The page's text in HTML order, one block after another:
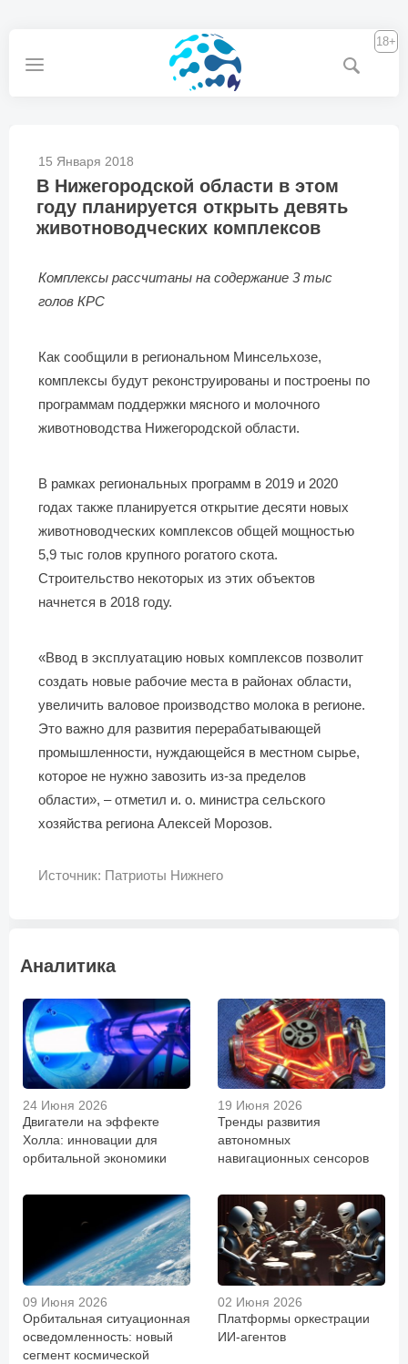
18+
15 Января 2018
В Нижегородской области в этом
году планируется открыть девять
животноводческих комплексов
Комплексы рассчитаны на содержание 3 тыс
голов КРС
Как сообщили в региональном Минсельхозе,
комплексы будут реконструированы и построены по
программам поддержки мясного и молочного
животноводства Нижегородской области.
В рамках региональных программ в 2019 и 2020
годах также планируется открытие десяти новых
животноводческих комплексов общей мощностью
5,9 тыс голов крупного рогатого скота.
Строительство некоторых из этих объектов
начнется в 2018 году.
«Ввод в эксплуатацию новых комплексов позволит
создать новые рабочие места в районах области,
увеличить валовое производство молока в регионе.
Это важно для развития перерабатывающей
промышленности, нуждающейся в местном сырье,
которое не нужно завозить из-за пределов
области», – отметил и. о. министра сельского
хозяйства региона Алексей Морозов.
Источник: Патриоты Нижнего
Аналитика
24 Июня 2026
Двигатели на эффекте
Холла: инновации для
орбитальной экономики
19 Июня 2026
Тренды развития
автономных
навигационных сенсоров
09 Июня 2026
Орбитальная ситуационная
осведомленность: новый
сегмент космической
02 Июня 2026
Платформы оркестрации
ИИ-агентов